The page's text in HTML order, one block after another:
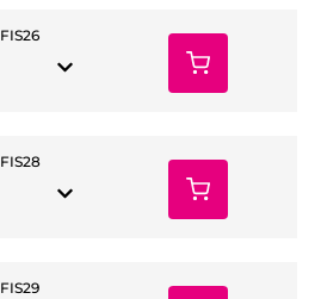
FIS26
FIS28
FIS29